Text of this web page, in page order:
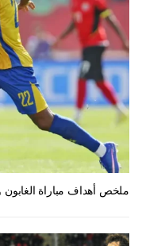
ملخص أهداف مباراة الغابون